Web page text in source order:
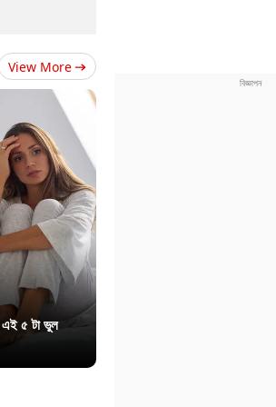
View More
এই ৫ টা ভুল